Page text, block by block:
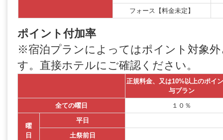
フォース【料金未定】
ポイント付加率
※宿泊プランによってはポイント対象
す。直接ホテルにご確認ください。
正規料金、又は10%以上のポイ
与プラン
全ての曜日
１０％
曜
日
平日
土祭前日